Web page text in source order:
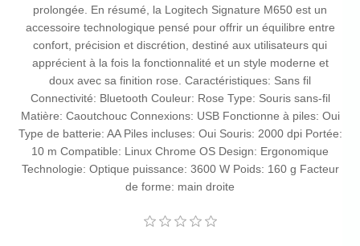
prolongée. En résumé, la Logitech Signature M650 est un
accessoire technologique pensé pour offrir un équilibre entre
confort, précision et discrétion, destiné aux utilisateurs qui
apprécient à la fois la fonctionnalité et un style moderne et
doux avec sa finition rose. Caractéristiques: Sans fil
Connectivité: Bluetooth Couleur: Rose Type: Souris sans-fil
Matière: Caoutchouc Connexions: USB Fonctionne à piles: Oui
Type de batterie: AA Piles incluses: Oui Souris: 2000 dpi Portée:
10 m Compatible: Linux Chrome OS Design: Ergonomique
Technologie: Optique puissance: 3600 W Poids: 160 g Facteur
de forme: main droite